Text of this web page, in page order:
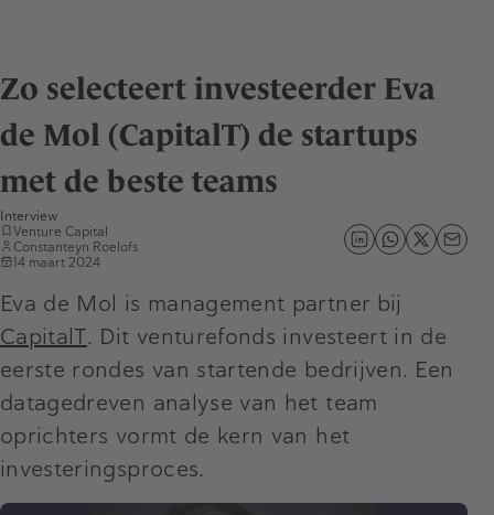
Zo selecteert investeerder Eva
de Mol (CapitalT) de startups
met de beste teams
Interview
Venture Capital
Constanteyn Roelofs
14 maart 2024
Eva de Mol is management partner bij
CapitalT. Dit venturefonds investeert in de
eerste rondes van startende bedrijven. Een
datagedreven analyse van het team
oprichters vormt de kern van het
investeringsproces.